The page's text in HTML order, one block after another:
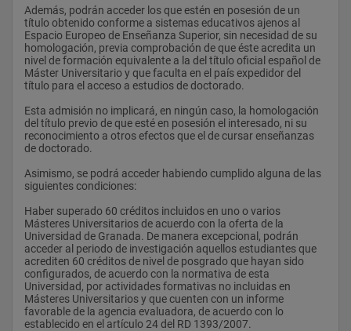
Cuando la naturaleza del trabajo de tesis doctoral no permita
su reproducción, el requisito de la entrega de ejemplares
quedará cumplido con el depósito del original en la secretaría
de la Escuela de Posgrado.
.Presentación de la Tesis:
Para la presentación formal de la tesis será necesario:
presentación
se ha realizado la tesis, una vez examinada la misma y
documentos que la avalen, para ser presentada a la Comisión
de Doctorado
Propuesta razonada del Consejo de Departamento/Instituto
de 7 expertos en la materia que podrán formar parte del
Tribunal.
En su caso, documentos que avalen la mención europea en el
título de Doctor según lo establecido en el artículo 22 del RD
Además, podrán acceder los que estén en posesión de un
título obtenido conforme a sistemas educativos ajenos al
Espacio Europeo de Enseñanza Superior, sin necesidad de su
homologación, previa comprobación de que éste acredita un
nivel de formación equivalente a la del título oficial español de
Máster Universitario y que faculta en el país expedidor del
título para el acceso a estudios de doctorado.
Esta admisión no implicará, en ningún caso, la homologación
del título previo de que esté en posesión el interesado, ni su
reconocimiento a otros efectos que el de cursar enseñanzas
de doctorado.
Asimismo, se podrá acceder habiendo cumplido alguna de las
siguientes condiciones:
Haber superado 60 créditos incluidos en uno o varios
Másteres Universitarios de acuerdo con la oferta de la
Universidad de Granada. De manera excepcional, podrán
acceder al periodo de investigación aquellos estudiantes que
acrediten 60 créditos de nivel de posgrado que hayan sido
configurados, de acuerdo con la normativa de esta
Universidad, por actividades formativas no incluidas en
Másteres Universitarios y que cuenten con un informe
favorable de la agencia evaluadora, de acuerdo con lo
establecido en el artículo 24 del RD 1393/2007.